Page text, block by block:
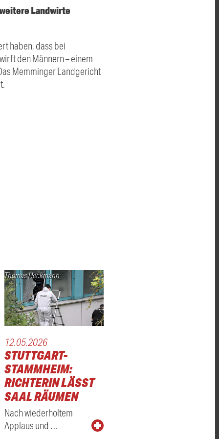
Landwirte
haben, dass bei
den Männern – einem
Memminger Landgericht
Thomas Heckmann
12.05.2026
STUTTGART-
STAMMHEIM:
RICHTERIN LÄSST
SAAL RÄUMEN
Nach wiederholtem
Applaus und …